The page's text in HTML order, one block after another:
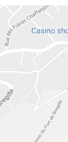
& Tests
Courses